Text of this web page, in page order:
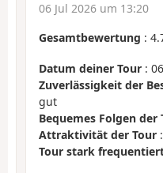
06 Jul 2026 um 13:20
Gesamtbewertung :
Datum deiner Tour :
Zuverlässigkeit der
gut
Bequemes Folgen der
Attraktivität der Tour
Tour stark